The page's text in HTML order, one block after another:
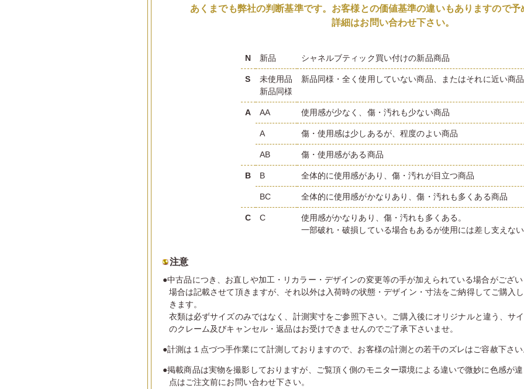
あくまでも弊社の判断基準です。お客様との価値基準の違いもありますので予
詳細はお問い合わせ下さい。
N 新品 シャネルブティック買い付けの新品商品
S
未使用品
新品同様
新品同様・全く使用していない商品、またはそれに近い商品
A AA 使用感が少なく、傷・汚れも少ない商品
A 傷・使用感は少しあるが、程度のよい商品
AB 傷・使用感がある商品
B B 全体的に使用感があり、傷・汚れが目立つ商品
BC 全体的に使用感がかなりあり、傷・汚れも多くある商品
C C
使用感がかなりあり、傷・汚れも多くある。
一部破れ・破損している場合もあるが使用には差し支えな
注意
●中古品につき、お直しや加工・リカラー・デザインの変更等の手が加えられている場合がござ
場合は記載させて頂きますが、それ以外は入荷時の状態・デザイン・寸法をご納得してご購入
きます。
衣類は必ずサイズのみではなく、計測実寸をご参照下さい。ご購入後にオリジナルと違う、サ
のクレーム及びキャンセル・返品はお受けできませんのでご了承下さいませ。
●計測は１点づつ手作業にて計測しておりますので、お客様の計測との若干のズレはご容赦下さ
●掲載商品は実物を撮影しておりますが、ご覧頂く側のモニター環境による違いで微妙に色感が
点はご注文前にお問い合わせ下さい。